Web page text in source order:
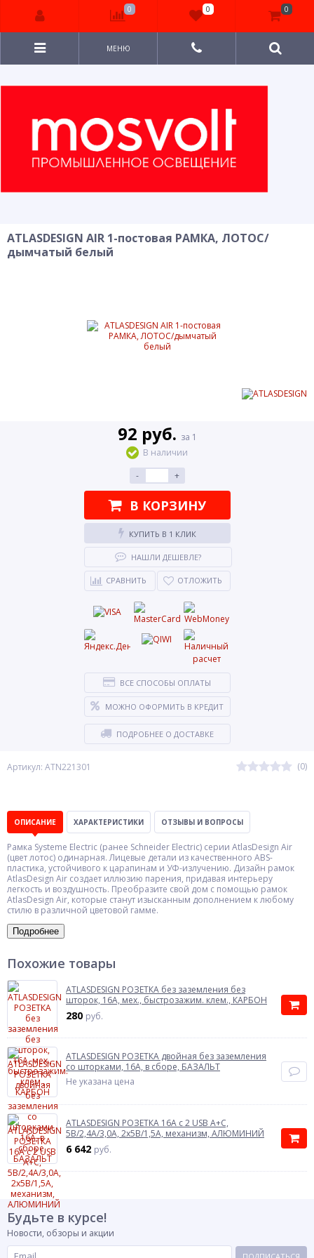
МЕНЮ
ATLASDESIGN AIR 1-постовая РАМКА, ЛОТОС/
дымчатый белый
Артикул: ATN221301 (0)
92 руб. за 1
В наличии
-
+
В КОРЗИНУ
КУПИТЬ В 1 КЛИК
НАШЛИ ДЕШЕВЛЕ?
СРАВНИТЬ ОТЛОЖИТЬ
ВСЕ СПОСОБЫ ОПЛАТЫ
МОЖНО ОФОРМИТЬ В КРЕДИТ
ПОДРОБНЕЕ О ДОСТАВКЕ
ОПИСАНИЕ ХАРАКТЕРИСТИКИ ОТЗЫВЫ И ВОПРОСЫ
Рамка Systeme Electric (ранее Schneider Electric) серии AtlasDesign Air
(цвет лотос) одинарная. Лицевые детали из качественного ABS-
пластика, устойчивого к царапинам и УФ-излучению. Дизайн рамок
AtlasDesign Air создает иллюзию парения, придавая интерьеру
легкость и воздушность. Преобразите свой дом с помощью рамок
AtlasDesign Air, которые станут изысканным дополнением к любому
стилю в различной цветовой гамме.
Подробнее
Похожие товары
ATLASDESIGN РОЗЕТКА без заземления без
шторок, 16А, мех., быстрозажим. клем., КАРБОН
280 руб.
ATLASDESIGN РОЗЕТКА двойная без заземления
со шторками, 16А, в сборе, БАЗАЛЬТ
Не указана цена
ATLASDESIGN РОЗЕТКА 16А c 2 USB A+C,
5В/2,4А/3,0А, 2х5В/1,5А, механизм, АЛЮМИНИЙ
6 642 руб.
Будьте в курсе!
Новости, обзоры и акции
ПОДПИСАТЬСЯ
0 0 0